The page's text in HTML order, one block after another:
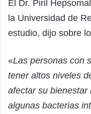
El Dr. Piril
la Universidad de
estudio, dijo sobre
«Las personas con
tener altos niveles
afectar su bienestar
algunas bacterias